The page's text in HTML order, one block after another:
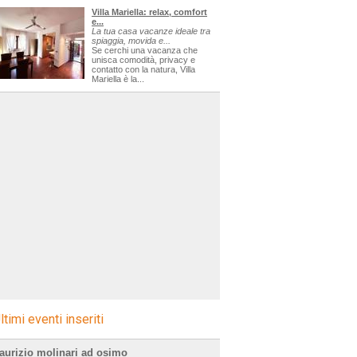
Villa Mariella: relax, comfort
e...
La tua casa vacanze ideale tra
spiaggia, movida e...
Se cerchi una vacanza che
unisca comodità, privacy e
contatto con la natura, Villa
Mariella è la...
eventi inseriti
molinari ad osimo